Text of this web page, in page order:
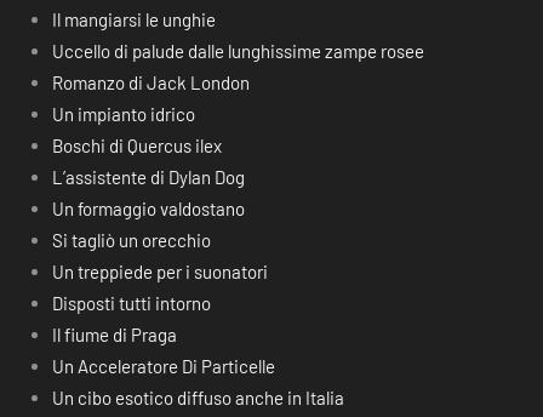
Il mangiarsi le unghie
Uccello di palude dalle lunghissime zampe rosee
Romanzo di Jack London
Un impianto idrico
Boschi di Quercus ilex
L’assistente di Dylan Dog
Un formaggio valdostano
Si tagliò un orecchio
Un treppiede per i suonatori
Disposti tutti intorno
Il fiume di Praga
Un Acceleratore Di Particelle
Un cibo esotico diffuso anche in Italia